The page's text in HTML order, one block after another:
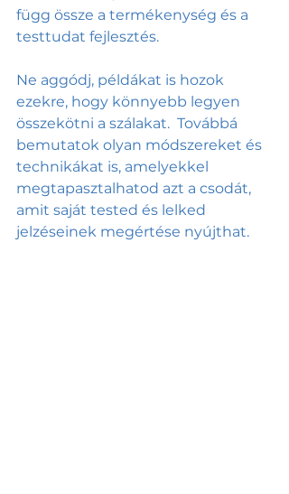
függ össze a termékenység és a
testtudat fejlesztés.
Ne aggódj, példákat is hozok
ezekre, hogy könnyebb legyen
összekötni a szálakat.  Továbbá
bemutatok olyan módszereket és
technikákat is, amelyekkel
megtapasztalhatod azt a csodát,
amit saját tested és lelked
jelzéseinek megértése nyújthat.